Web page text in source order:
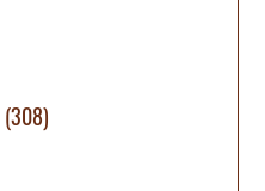
(308)